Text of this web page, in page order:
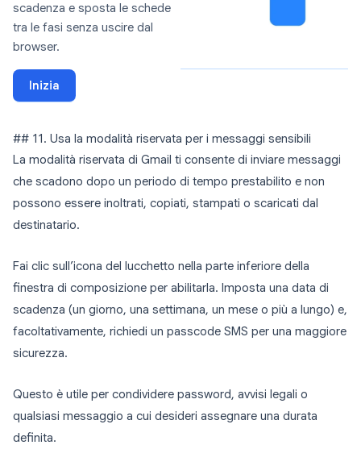
scadenza e sposta le schede
tra le fasi senza uscire dal
browser.
Inizia
## 11. Usa la modalità riservata per i messaggi sensibili
La modalità riservata di Gmail ti consente di inviare messaggi
che scadono dopo un periodo di tempo prestabilito e non
possono essere inoltrati, copiati, stampati o scaricati dal
destinatario.
Fai clic sull’icona del lucchetto nella parte inferiore della
finestra di composizione per abilitarla. Imposta una data di
scadenza (un giorno, una settimana, un mese o più a lungo) e,
facoltativamente, richiedi un passcode SMS per una maggiore
sicurezza.
Questo è utile per condividere password, avvisi legali o
qualsiasi messaggio a cui desideri assegnare una durata
definita.